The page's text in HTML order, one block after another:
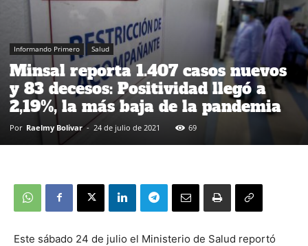
Informando Primero Salud
Minsal reporta 1.407 casos nuevos
y 83 decesos: Positividad llegó a
2,19%, la más baja de la pandemia
Por Raelmy Bolivar - 24 de julio de 2021 69
Este sábado 24 de julio el Ministerio de Salud reportó